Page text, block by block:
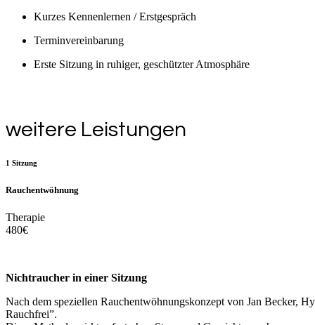
Kurzes Kennenlernen / Erstgespräch
Terminvereinbarung
Erste Sitzung in ruhiger, geschützter Atmosphäre
weitere Leistungen
1 Sitzung
Rauchentwöhnung
Therapie
480€
Nichtraucher in einer Sitzung
Nach dem speziellen Rauchentwöhnungskonzept von Jan Becker,
Rauchfrei”.